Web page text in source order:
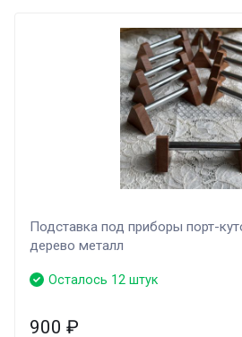
Подставка под приборы порт-
дерево металл
Осталось 12 штук
900 ₽